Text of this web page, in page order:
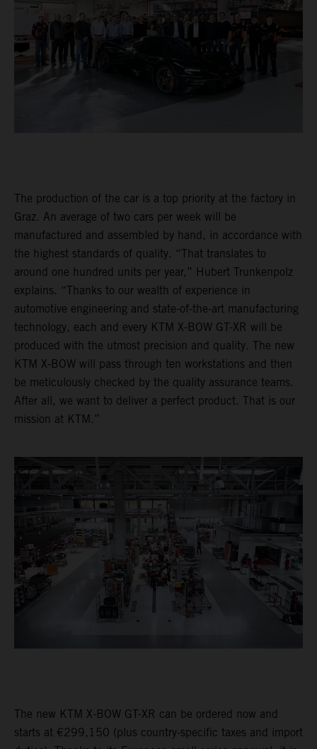
The production of the car is a top priority at the factory in
Graz. An average of two cars per week will be
manufactured and assembled by hand, in accordance with
the highest standards of quality. “That translates to
around one hundred units per year,” Hubert Trunkenpolz
explains. “Thanks to our wealth of experience in
automotive engineering and state-of-the-art manufacturing
technology, each and every KTM X-BOW GT-XR will be
produced with the utmost precision and quality. The new
KTM X-BOW will pass through ten workstations and then
be meticulously checked by the quality assurance teams.
After all, we want to deliver a perfect product. That is our
mission at KTM.”
The new KTM X-BOW GT-XR can be ordered now and
starts at €299,150 (plus country-specific taxes and import